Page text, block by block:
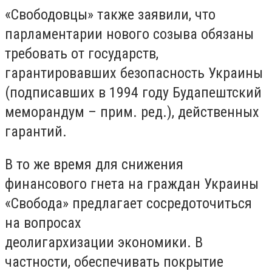
«Свободовцы» также заявили, что
парламентарии нового созыва обязаны
требовать от государств,
гарантировавших безопасность Украины
(подписавших в 1994 году Будапештский
меморандум – прим. ред.), действенных
гарантий.
В то же время для снижения
финансового гнета на граждан Украины
«Свобода» предлагает сосредоточиться
на вопросах
деолигархизации экономики. В
частности, обеспечивать покрытие